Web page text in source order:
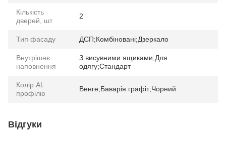
Кількість
дверей, шт
2
Тип фасаду ДСП;Комбіновані;Дзеркало
Внутрішнє
наповнення
З висувними ящиками;Для
одягу;Стандарт
Колір AL
профілю
Венге;Баварія графіт;Чорний
Відгуки